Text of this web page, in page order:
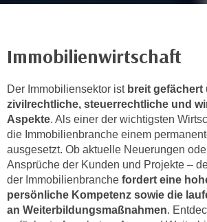
Immobilienwirtschaft
Der Immobiliensektor ist breit
zivilrechtliche, steuerrechtliche und
Aspekte. Als einer der wichtigsten
die Immobilienbranche einem
ausgesetzt. Ob aktuelle Neuerungen
Ansprüche der Kunden und Projekte –
der Immobilienbranche fordert eine
persönliche Kompetenz sowie die
an Weiterbildungsmaßnahmen.
r
e
n
S
i
e
i
n
d